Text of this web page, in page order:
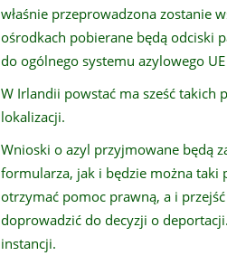
właśnie przeprowadzona zostanie
ośrodkach pobierane będą odciski
do ogólnego systemu azylowego
W Irlandii powstać ma sześć takich
lokalizacji.
Wnioski o azyl przyjmowane będą
formularza, jak i będzie można taki
otrzymać pomoc prawną, a i
doprowadzić do decyzji o
instancji.